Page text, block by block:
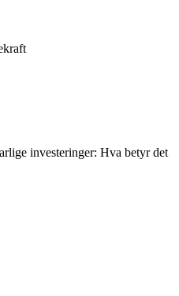
investeringer: Hva betyr det